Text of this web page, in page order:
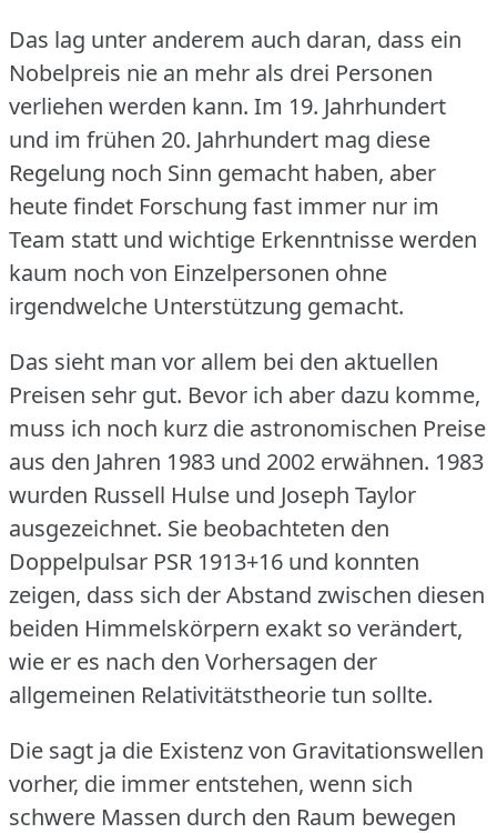
Das lag unter anderem auch daran, dass ein
Nobelpreis nie an mehr als drei Personen
verliehen werden kann. Im 19. Jahrhundert
und im frühen 20. Jahrhundert mag diese
Regelung noch Sinn gemacht haben, aber
heute findet Forschung fast immer nur im
Team statt und wichtige Erkenntnisse werden
kaum noch von Einzelpersonen ohne
irgendwelche Unterstützung gemacht.
Das sieht man vor allem bei den aktuellen
Preisen sehr gut. Bevor ich aber dazu komme,
muss ich noch kurz die astronomischen Preise
aus den Jahren 1983 und 2002 erwähnen. 1983
wurden Russell Hulse und Joseph Taylor
ausgezeichnet. Sie beobachteten den
Doppelpulsar PSR 1913+16 und konnten
zeigen, dass sich der Abstand zwischen diesen
beiden Himmelskörpern exakt so verändert,
wie er es nach den Vorhersagen der
allgemeinen Relativitätstheorie tun sollte.
Die sagt ja die Existenz von Gravitationswellen
vorher, die immer entstehen, wenn sich
schwere Massen durch den Raum bewegen